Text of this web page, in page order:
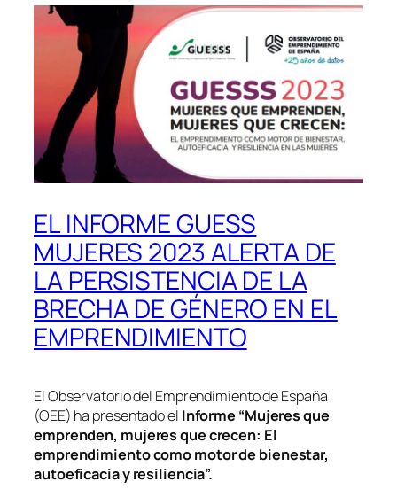
EL INFORME GUESS
MUJERES 2023 ALERTA DE
LA PERSISTENCIA DE LA
BRECHA DE GÉNERO EN EL
EMPRENDIMIENTO
El Observatorio del Emprendimiento de España
(OEE) ha presentado el Informe “Mujeres que
emprenden, mujeres que crecen: El
emprendimiento como motor de bienestar,
autoeficacia y resiliencia”.